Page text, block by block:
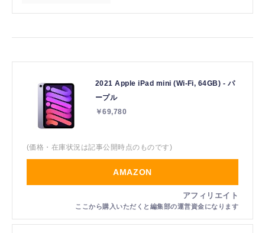
2021 Apple iPad mini (Wi-Fi, 64GB) - パ
ープル
￥69,780
(価格・在庫状況は記事公開時点のものです)
AMAZON